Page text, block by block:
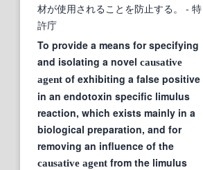
材が使用されることを防止する。
- 特
許庁
To provide a means for specifying
and isolating a novel causative
agent of exhibiting a false positive
in an endotoxin specific limulus
reaction, which exists mainly in a
biological preparation, and for
removing an influence of the
causative agent from the limulus